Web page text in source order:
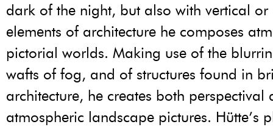
dark of the night, but also with vertical or
elements of architecture he composes
pictorial worlds. Making use of the
wafts of fog, and of structures found in
architecture, he creates both perspectival
atmospheric landscape pictures. Hütte’s